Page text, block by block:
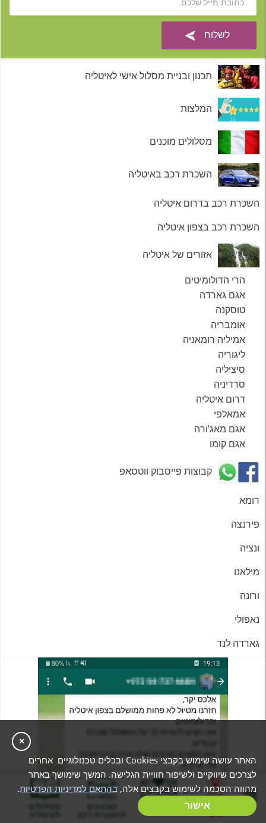
תכנון ובניית מסלול אישי לאיטליה
המלצות
מסלולים מוכנים
השכרת רכב באיטליה
השכרת רכב בדרום איטליה
השכרת רכב בצפון איטליה
אזורים של איטליה
הרי הדולומיטים
אגם גארדה
טוסקנה
אומבריה
אמיליה רומאניה
ליגוריה
סיציליה
סרדיניה
דרום איטליה
אמאלפי
אגם מאג’ורה
אגם קומו
קבוצות פייסבוק ווטסאפ
רומא
פירנצה
ונציה
מילאנו
ורונה
נאפולי
גארדה לנד
בניית מסלול
אישי
מבצעים מסלולים
לאיטליה
×
האתר עושה שימוש בקבצי Cookies ובכלים טכנולוגיים אחרים
לצרכים שיווקיים ולשיפור חוויית הגלישה. המשך שימושך באתר
מהווה הסכמה לשימוש בקבצים אלה, בהתאם למדיניות הפרטיות.
אישור